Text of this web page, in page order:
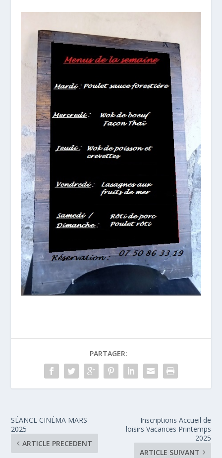
PARTAGER:
SÉANCE CINÉMA MARS
2025
ARTICLE PRECEDENT
Inscriptions Accueil de
loisirs Vacances Printemps
2025
ARTICLE SUIVANT